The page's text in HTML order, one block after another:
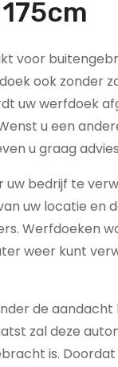
voor
ook zonder
uw werfdoek
u een
u graag
bedrijf te
uw locatie en
Werfdoeken
weer kunt
de
zal deze
is.